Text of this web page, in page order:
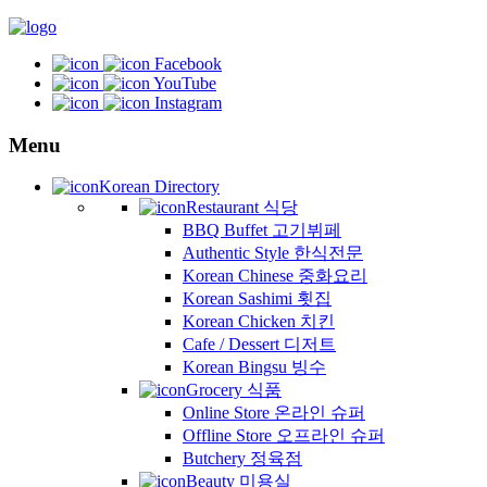
Facebook
YouTube
Instagram
Menu
Korean Directory
Restaurant 식당
BBQ Buffet 고기뷔페
Authentic Style 한식전문
Korean Chinese 중화요리
Korean Sashimi 횟집
Korean Chicken 치킨
Cafe / Dessert 디저트
Korean Bingsu 빙수
Grocery 식품
Online Store 온라인 슈퍼
Offline Store 오프라인 슈퍼
Butchery 정육점
Beauty 미용실